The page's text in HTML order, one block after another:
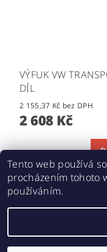
VÝFUK VW
DÍL
2 155,37 Kč bez DPH
2 608 Kč
2026 ©E-SHOP IKARUS,
Tento web používá
procházením tohoto
používáním.